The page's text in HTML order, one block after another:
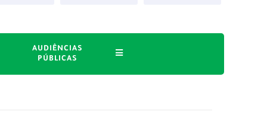
AUDIÊNCIAS
PÚBLICAS